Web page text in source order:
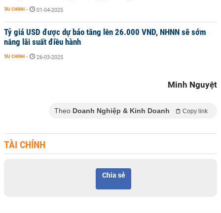
TÀI CHÍNH - 01-04-2025
Tỷ giá USD được dự báo tăng lên 26.000 VND, NHNN sẽ sớm
nâng lãi suất điều hành
TÀI CHÍNH - 26-03-2025
Minh Nguyệt
Theo Doanh Nghiệp & Kinh Doanh Copy link
TÀI CHÍNH
Chia sẻ